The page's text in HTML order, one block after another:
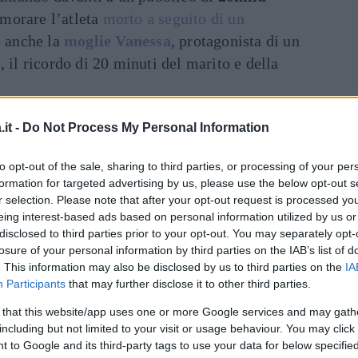
- Do Not Process My Personal Information
opt-out of the sale, sharing to third parties, or processing of your
for targeted advertising by us, please use the below opt-out
selection. Please note that after your opt-out request is processed
interest-based ads based on personal information utilized by us
to third parties prior to your opt-out. You may separately
of your personal information by third parties on the IAB’s list of
This information may also be disclosed by us to third parties on the
Participants that may further disclose it to other third parties.
that this website/app uses one or more Google services and may
but not limited to your visit or usage behaviour. You may
to Google and its third-party tags to use your data for below
l’atleta morto a seguito di un
anche la moglie Vanessa, protagonista di un
il ricordo di 20 minuti del marito e della
a leggere dopo la pubblicità
brano XO, notoriamente la canzone preferita
la voce l’ha tradita, rotta da
a trattenere. La donna, checonosceva
chiesto al pubblico di aiutarla unendosi a
Bryant potesse “sentire il vostro affetto“.
Halo.
celebrità, alcune delle quali hanno